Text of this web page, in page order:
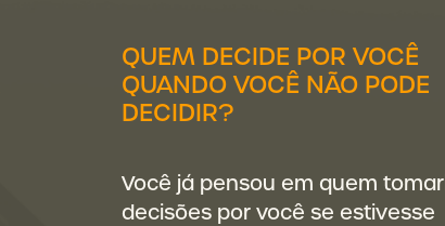
QUEM DECIDE POR VOCÊ
QUANDO VOCÊ NÃO PODE
DECIDIR?
Você já pensou em quem
decisões por você se estivesse